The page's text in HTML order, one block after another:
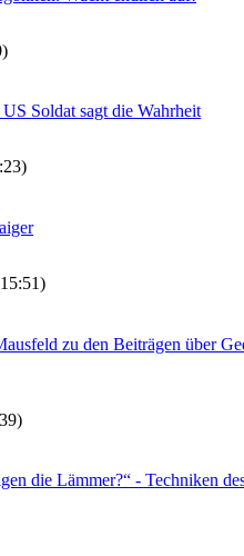
Soldat sagt die Wahrheit
zu den Beiträgen über
die Lämmer?“ - Techniken